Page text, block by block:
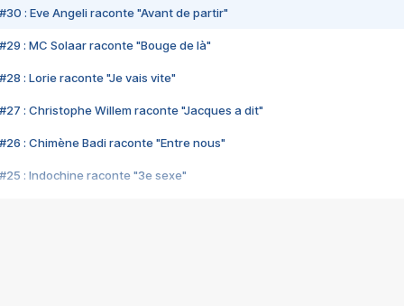
#30 : Eve Angeli raconte "Avant de partir"
#29 : MC Solaar raconte "Bouge de là"
#28 : Lorie raconte "Je vais vite"
#27 : Christophe Willem raconte "Jacques a dit"
#26 : Chimène Badi raconte "Entre nous"
#25 : Indochine raconte "3e sexe"